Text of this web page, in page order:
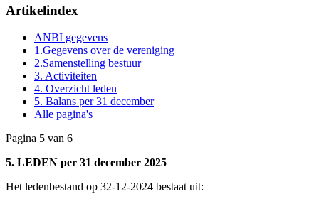
Artikelindex
ANBI gegevens
1.Gegevens over de vereniging
2.Samenstelling bestuur
3. Activiteiten
4. Overzicht leden
5. Balans per 31 december
Alle pagina's
Pagina 5 van 6
5. LEDEN per 31 december 2025
Het ledenbestand op 32-12-2024 bestaat uit: